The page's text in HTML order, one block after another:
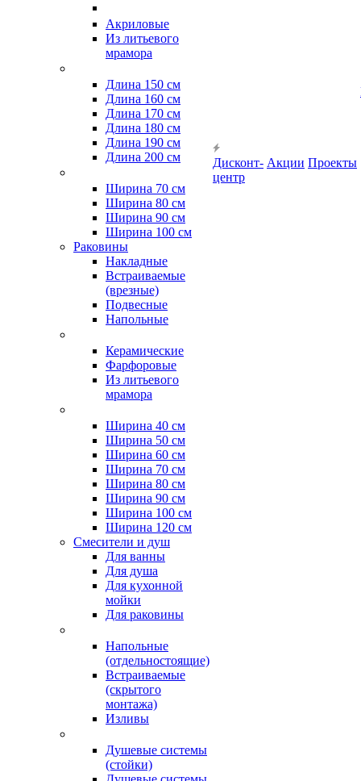
Акриловые
Из литьевого
мрамора
Длина 150 см
Длина 160 см
Длина 170 см
Длина 180 см
Длина 190 см
Длина 200 см
Ширина 70 см
Ширина 80 см
Ширина 90 см
Ширина 100 см
Раковины
Накладные
Встраиваемые
(врезные)
Подвесные
Напольные
Керамические
Фарфоровые
Из литьевого
мрамора
Ширина 40 см
Ширина 50 см
Ширина 60 см
Ширина 70 см
Ширина 80 см
Ширина 90 см
Ширина 100 см
Ширина 120 см
Смесители и душ
Для ванны
Для душа
Для кухонной
мойки
Для раковины
Напольные
(отдельностоящие)
Встраиваемые
(скрытого
монтажа)
Изливы
Душевые системы
(стойки)
Дисконт-
центр
Акции Проекты